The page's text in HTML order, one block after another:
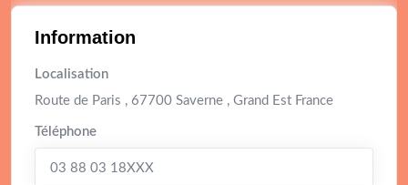
Information
Localisation
Route de Paris , 67700 Saverne , Grand Est France
Téléphone
03 88 03 18XXX